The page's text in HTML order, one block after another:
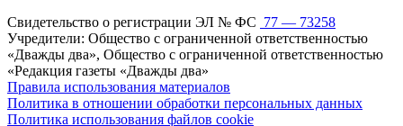
Свидетельство о регистрации ЭЛ № ФС 77 — 73258
Учредители: Общество с ограниченной ответственностью
«Дважды два», Общество с ограниченной ответственностью
«Редакция газеты «Дважды два»
Правила использования материалов
Политика в отношении обработки персональных данных
Политика использования файлов cookie